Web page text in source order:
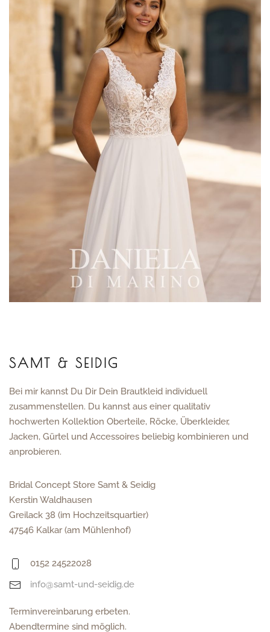
SAMT & SEIDIG
Bei mir kannst Du Dir Dein Brautkleid individuell
zusammenstellen. Du kannst aus einer qualitativ
hochwerten Kollektion Oberteile, Röcke, Überkleider,
Jacken, Gürtel und Accessoires beliebig kombinieren und
anprobieren.
Bridal Concept Store Samt & Seidig
Kerstin Waldhausen
Greilack 38 (im Hochzeitsquartier)
47546 Kalkar (am Mühlenhof)
0152 24522028
info@samt-und-seidig.de
Terminvereinbarung erbeten.
Abendtermine sind möglich.